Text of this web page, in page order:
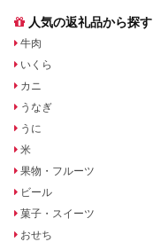
人気の返礼品から探す
牛肉
いくら
カニ
うなぎ
うに
米
果物・フルーツ
ビール
菓子・スイーツ
おせち